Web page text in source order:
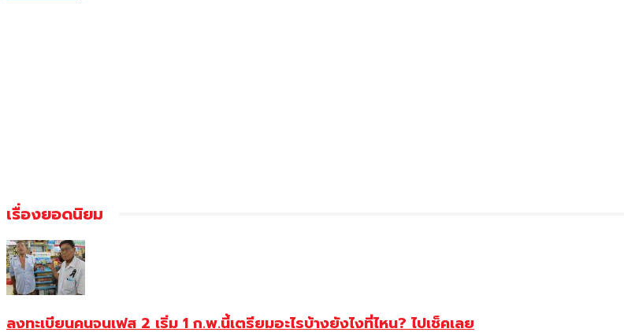
เรื่องยอดนิยม
ลงทะเบียนคนจนเฟส 2 เริ่ม 1 ก.พ.นี้เตรียมอะไรบ้างยังไงที่ไหน? ไปเช็คเลย